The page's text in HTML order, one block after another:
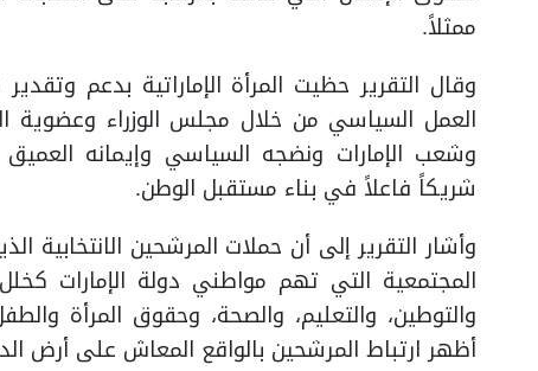
ممثلاً.
وقال التقرير حظيت المرأة الإماراتية بدعم
العمل السياسي من خلال مجلس الوزراء وعضوية
وشعب الإمارات ونضجه السياسي وإيمانه العميق
شريكاً فاعلاً في بناء مستقبل الوطن.
المجتمعية التي تهم مواطني دولة الإمارات
والتوطين، والتعليم، والصحة، وحقوق المرأة
أظهر ارتباط المرشحين بالواقع المعاش على أرض